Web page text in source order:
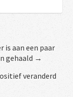
is aan een paar
gehaald →
veranderd